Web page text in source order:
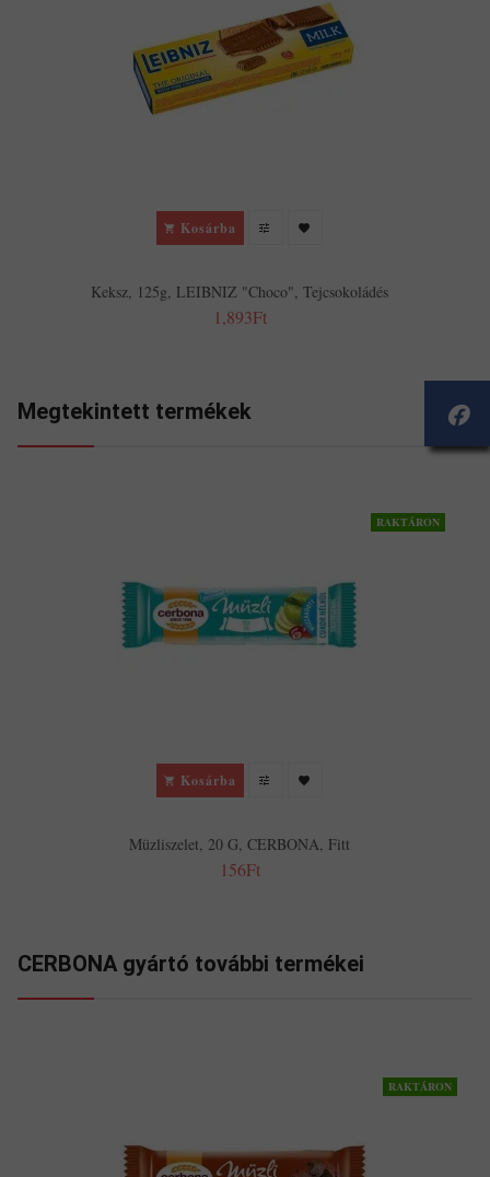
Kosárba
Keksz, 125g, LEIBNIZ "Choco", Tejcsokoládés
1,893Ft
Megtekintett termékek
RAKTÁRON
Kosárba
Müzliszelet, 20 G, CERBONA, Fitt
156Ft
CERBONA gyártó további termékei
RAKTÁRON